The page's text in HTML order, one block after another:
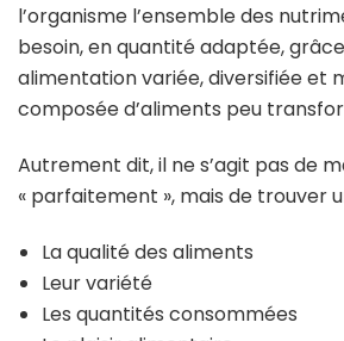
l’organisme l’ensemble des
besoin, en quantité adaptée,
alimentation variée, diversifiée et
composée d’aliments peu
Autrement dit, il ne s’agit pas de
« parfaitement », mais de trouver
La qualité des aliments
Leur variété
Les quantités consommées